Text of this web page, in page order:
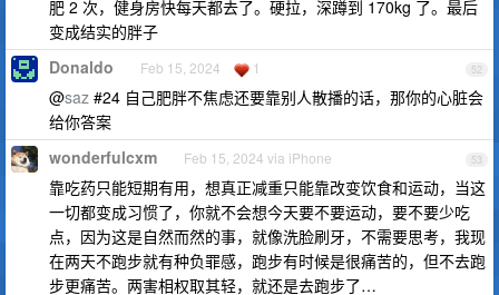
肥 2 次，健身房快每天都去了。硬拉，深蹲到 170kg 了。最后
变成结实的胖子
52
Donaldo Feb 15, 2024 1
@saz #24 自己肥胖不焦虑还要靠别人散播的话，那你的心脏会
给你答案
53
wonderfulcxm Feb 15, 2024 via iPhone
靠吃药只能短期有用，想真正减重只能靠改变饮食和运动，当这
一切都变成习惯了，你就不会想今天要不要运动，要不要少吃
点，因为这是自然而然的事，就像洗脸刷牙，不需要思考，我现
在两天不跑步就有种负罪感，跑步有时候是很痛苦的，但不去跑
步更痛苦。两害相权取其轻，就还是去跑步了…